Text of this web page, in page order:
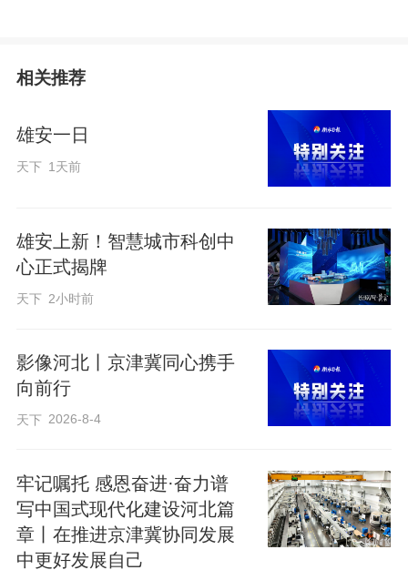
“雄安有很多新的应用场景，这是雄安的优
相关推荐
雄安一日
天下 1天前
雄安上新！智慧城市科创中
心正式揭牌
天下 2小时前
影像河北丨京津冀同心携手
向前行
天下 2026-8-4
牢记嘱托 感恩奋进·奋力谱
写中国式现代化建设河北篇
章丨在推进京津冀协同发展
中更好发展自己